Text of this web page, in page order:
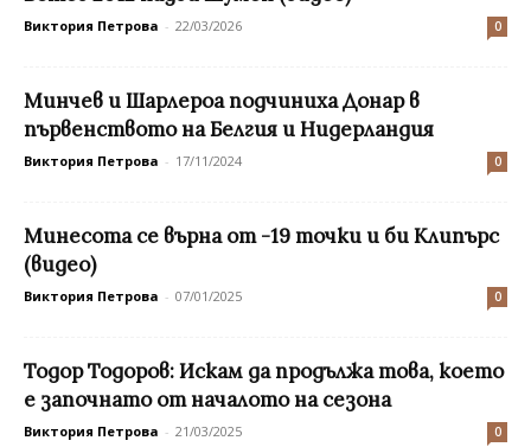
Виктория Петрова - 22/03/2026 0
Минчев и Шарлероа подчиниха Донар в
първенството на Белгия и Нидерландия
Виктория Петрова - 17/11/2024 0
Минесота се върна от -19 точки и би Клипърс
(видео)
Виктория Петрова - 07/01/2025 0
Тодор Тодоров: Искам да продължа това, което
е започнато от началото на сезона
Виктория Петрова - 21/03/2025 0